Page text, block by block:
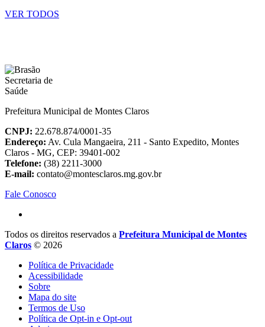
VER TODOS
Prefeitura Municipal de Montes Claros
CNPJ: 22.678.874/0001-35
Endereço: Av. Cula Mangaeira, 211 - Santo Expedito, Montes
Claros - MG, CEP: 39401-002
Telefone: (38) 2211-3000
E-mail: contato@montesclaros.mg.gov.br
Fale Conosco
Todos os direitos reservados a Prefeitura Municipal de Montes
Claros © 2026
Política de Privacidade
Acessibilidade
Sobre
Mapa do site
Termos de Uso
Política de Opt-in e Opt-out